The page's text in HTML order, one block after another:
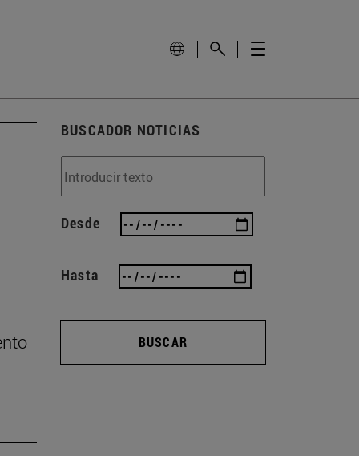
BUSCADOR NOTICIAS
Desde
Hasta
BUSCAR